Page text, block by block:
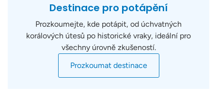
Destinace pro potápění
Prozkoumejte, kde potápit, od úchvatných
korálových útesů po historické vraky, ideální pro
všechny úrovně zkušeností.
Prozkoumat destinace